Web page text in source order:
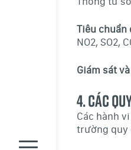
Tiêu chuẩn
NO2, SO2,
Giám sát
4.Các
Các hành
trường quy